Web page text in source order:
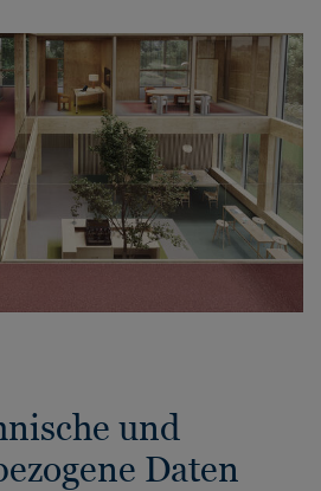
und
Daten